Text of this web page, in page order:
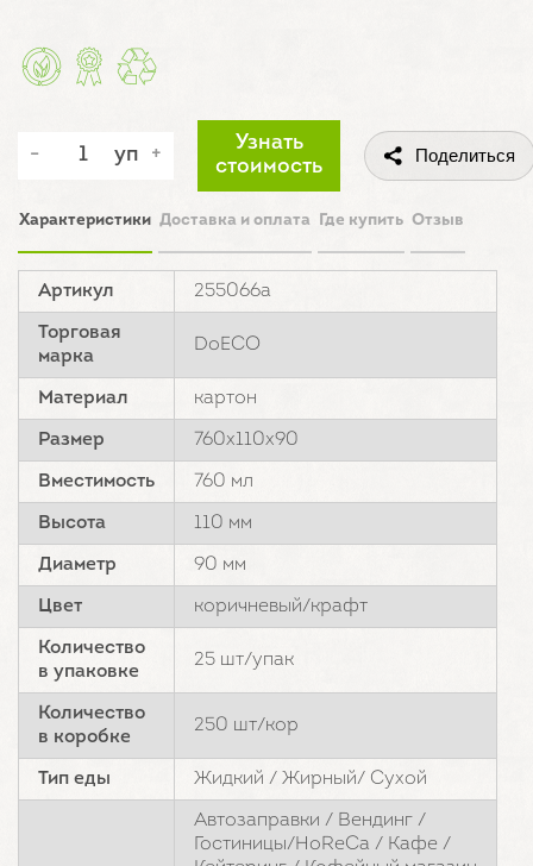
уп
Узнать
стоимость
Поделиться
Характеристики Доставка и оплата Где купить Отзыв
Артикул 255066а
Торговая
марка
DoECO
Материал картон
Размер 760х110х90
Вместимость 760 мл
Высота 110 мм
Диаметр 90 мм
Цвет коричневый/крафт
Количество
в упаковке
25 шт/упак
Количество
в коробке
250 шт/кор
Тип еды Жидкий / Жирный/ Сухой
Автозаправки / Вендинг /
Гостиницы/HoReCa / Кафе /